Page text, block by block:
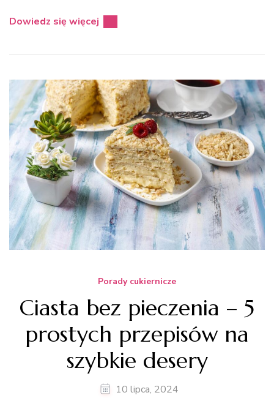
Dowiedz się więcej
Porady cukiernicze
Ciasta bez pieczenia – 5
prostych przepisów na
szybkie desery
10 lipca, 2024